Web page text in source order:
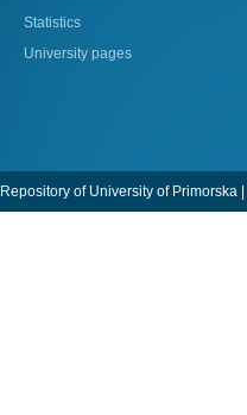
Statistics
University pages
Repository of University of Primorska |